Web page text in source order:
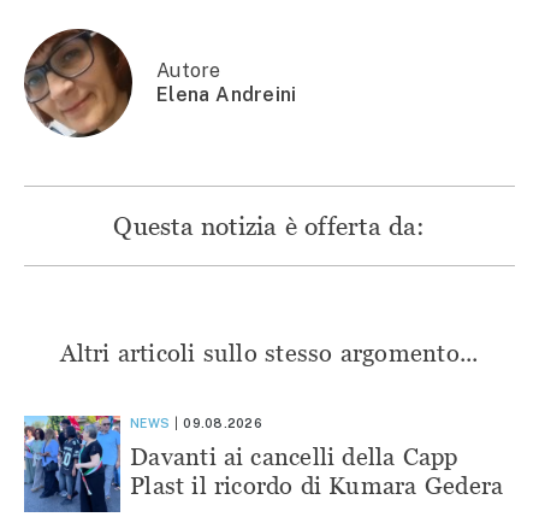
Autore
Elena Andreini
Questa notizia è offerta da:
Altri articoli sullo stesso argomento...
NEWS 09.08.2026
Davanti ai cancelli della Capp
Plast il ricordo di Kumara Gedera